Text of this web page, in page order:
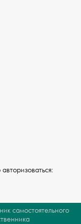
самостоятельного